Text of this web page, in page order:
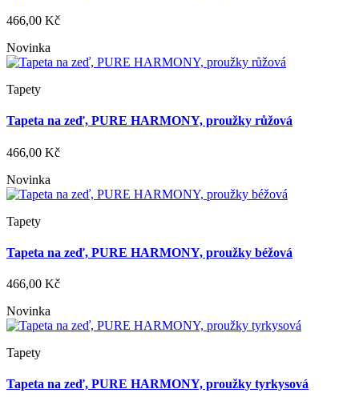
466,00 Kč
Novinka
Tapety
Tapeta na zeď, PURE HARMONY, proužky růžová
466,00 Kč
Novinka
Tapety
Tapeta na zeď, PURE HARMONY, proužky béžová
466,00 Kč
Novinka
Tapety
Tapeta na zeď, PURE HARMONY, proužky tyrkysová